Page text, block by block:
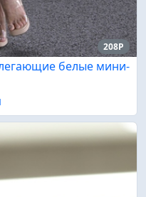
208P
белые мини-